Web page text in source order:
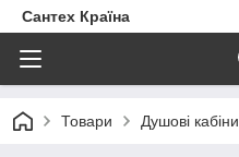
Сантех Країна
Товари Душові кабіни